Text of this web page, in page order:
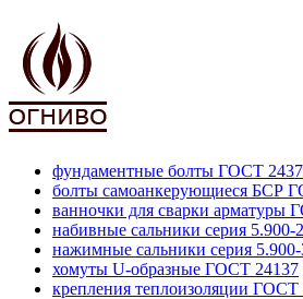
фундаментные болты ГОСТ
болты самоанкерующиеся БСР
ванночки для сварки арматуры
набивные сальники серия 5.900-2
нажимные сальники серия
хомуты U-образные ГОСТ 24137
крепления теплоизоляции ГОСТ